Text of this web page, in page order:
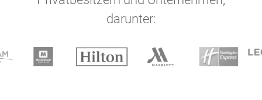
darunter: